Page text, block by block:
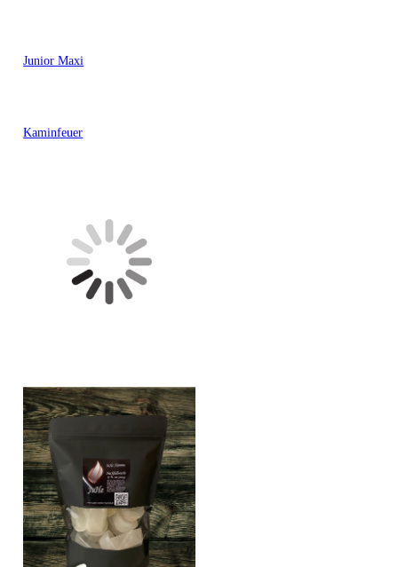
Junior Maxi
Kaminfeuer